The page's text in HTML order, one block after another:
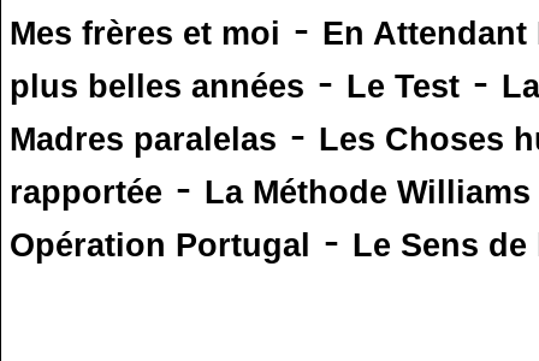
Mes frères et moi - En
plus belles années - Le Test -
Madres paralelas - Les Choses
rapportée - La Méthode Williams
Opération Portugal - Le Sens